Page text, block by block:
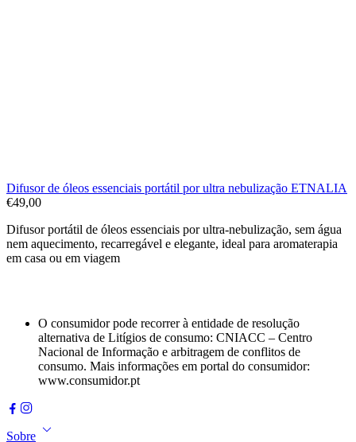
Difusor de óleos essenciais portátil por ultra nebulização ETNALIA
€49,00
Difusor portátil de óleos essenciais por ultra-nebulização, sem água
nem aquecimento, recarregável e elegante, ideal para aromaterapia
em casa ou em viagem
O consumidor pode recorrer à entidade de resolução
alternativa de Litígios de consumo: CNIACC – Centro
Nacional de Informação e arbitragem de conflitos de
consumo. Mais informações em portal do consumidor:
www.consumidor.pt
Sobre